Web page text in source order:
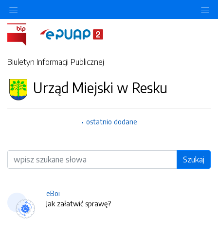
Biuletyn Informacji Publicznej
Urząd Miejski w Resku
ostatnio dodane
Wyszukiwarka Szukaj
eBoi
Jak załatwić sprawę?